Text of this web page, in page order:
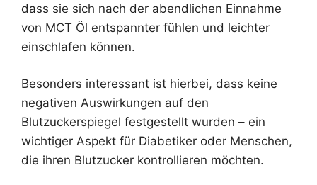
dass sie sich nach der abendlichen Einnahme
von MCT Öl entspannter fühlen und leichter
einschlafen können.
Besonders interessant ist hierbei, dass keine
negativen Auswirkungen auf den
Blutzuckerspiegel festgestellt wurden – ein
wichtiger Aspekt für Diabetiker oder Menschen,
die ihren Blutzucker kontrollieren möchten.